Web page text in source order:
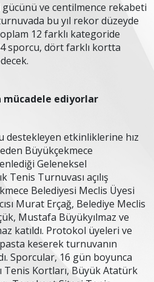
ve centilmence rekabeti
bu yıl rekor düzeyde
12 farklı kategoride
sporcu, dört farklı kortta
mücadele ediyorlar
destekleyen etkinliklerine hız
Büyükçekmece
Geleneksel
Tenis Turnuvası açılış
Belediyesi Meclis Üyesi
Murat Erçağ, Belediye Meclis
Mustafa Büyükyılmaz ve
katıldı. Protokol üyeleri ve
keserek turnuvanın
Sporcular, 16 gün boyunca
Tenis Kortları, Büyük Atatürk